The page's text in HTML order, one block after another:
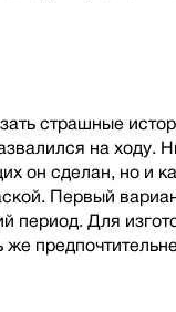
страшные
на ходу.
он сделан, но
Первый
период. Для